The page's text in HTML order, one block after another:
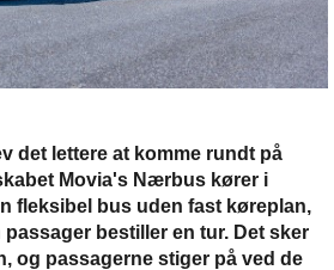
det lettere at komme rundt på
Movia's Nærbus kører i
fleksibel bus uden fast køreplan,
bestiller en tur. Det sker
og passagerne stiger på ved de